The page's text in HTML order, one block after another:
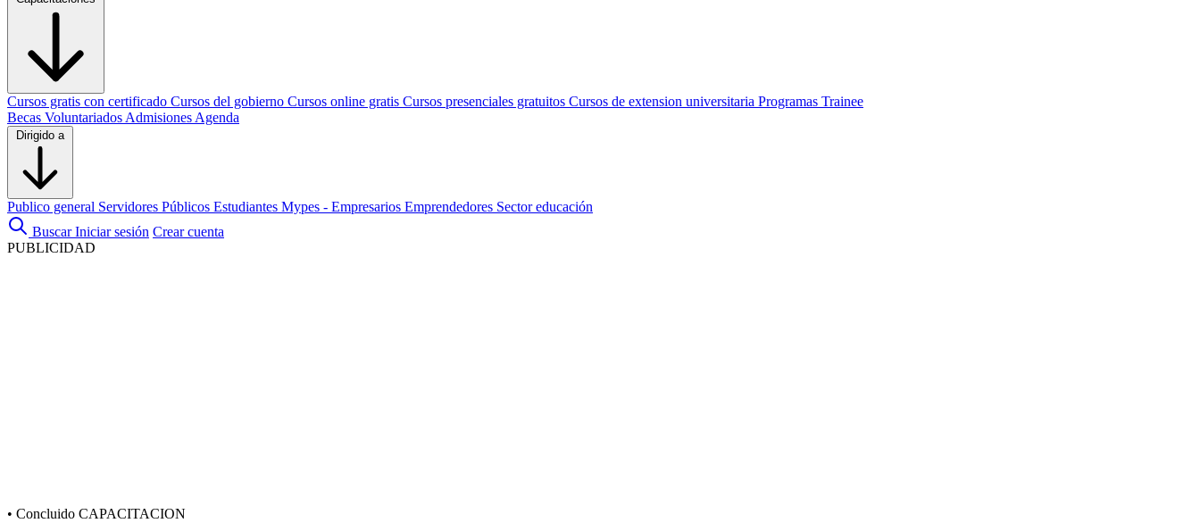
Cursos gratis con certificado Cursos del gobierno Cursos online gratis Cursos presenciales gratuitos Cursos de extension universitaria Programas Trainee
Becas Voluntariados Admisiones Agenda
Dirigido a
Publico general Servidores Públicos Estudiantes Mypes - Empresarios Emprendedores Sector educación
Buscar Iniciar sesión Crear cuenta
PUBLICIDAD
• Concluido CAPACITACION